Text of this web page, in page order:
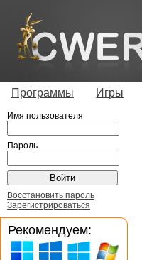
Программы Игры
Имя пользователя
Пароль
Восстановить пароль
Зарегистрироваться
Рекомендуем: